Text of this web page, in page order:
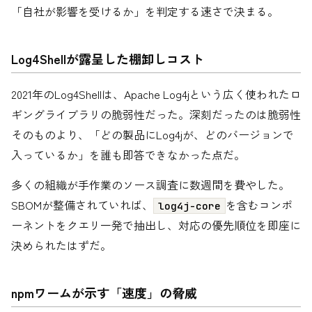
「自社が影響を受けるか」を判定する速さで決まる。
Log4Shellが露呈した棚卸しコスト
2021年のLog4Shellは、Apache Log4jという広く使われたロ
ギングライブラリの脆弱性だった。深刻だったのは脆弱性
そのものより、「どの製品にLog4jが、どのバージョンで
入っているか」を誰も即答できなかった点だ。
多くの組織が手作業のソース調査に数週間を費やした。
SBOMが整備されていれば、
log4j-core を含むコンポ
ーネントをクエリ一発で抽出し、対応の優先順位を即座に
決められたはずだ。
npmワームが示す「速度」の脅威